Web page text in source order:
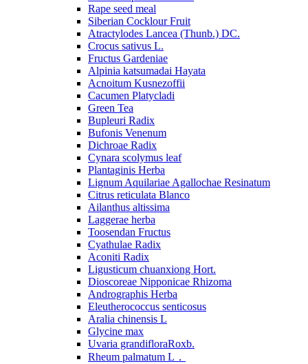
Rape seed meal
Siberian Cocklour Fruit
Atractylodes Lancea (Thunb.) DC.
Crocus sativus L.
Fructus Gardeniae
Alpinia katsumadai Hayata
Acnoitum Kusnezoffii
Cacumen Platycladi
Green Tea
Bupleuri Radix
Bufonis Venenum
Dichroae Radix
Cynara scolymus leaf
Plantaginis Herba
Lignum Aquilariae Agallochae Resinatum
Citrus reticulata Blanco
Ailanthus altissima
Laggerae herba
Toosendan Fructus
Cyathulae Radix
Aconiti Radix
Ligusticum chuanxiong Hort.
Dioscoreae Nipponicae Rhizoma
Andrographis Herba
Eleutherococcus senticosus
Aralia chinensis L
Glycine max
Uvaria grandifloraRoxb.
Rheum palmatum L．